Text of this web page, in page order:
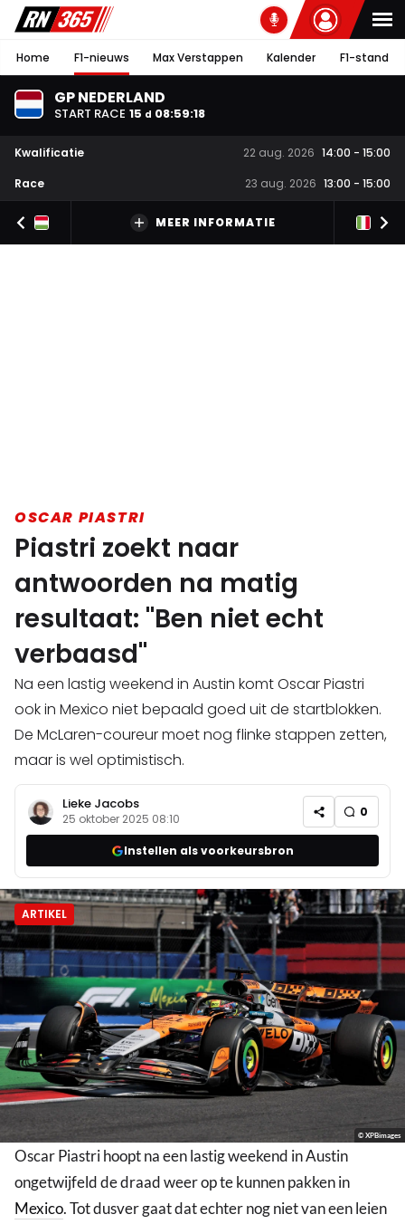
Home F1-nieuws Max Verstappen Kalender F1-stand
GP NEDERLAND
START RACE 15 d 08:59:17
Kwalificatie 22 aug. 2026 14:00 - 15:00
Race
23 aug. 2026 13:00 - 15:00
MEER INFORMATIE
OSCAR PIASTRI
Piastri zoekt naar
antwoorden na matig
resultaat: "Ben niet echt
verbaasd"
Na een lastig weekend in Austin komt Oscar Piastri
ook in Mexico niet bepaald goed uit de startblokken.
De McLaren-coureur moet nog flinke stappen zetten,
maar is wel optimistisch.
Lieke Jacobs
25 oktober 2025 08:10 0
Instellen als voorkeursbron
ARTIKEL
© XPBimages
Oscar Piastri hoopt na een lastig weekend in Austin
ongetwijfeld de draad weer op te kunnen pakken in
Mexico. Tot dusver gaat dat echter nog niet van een leien